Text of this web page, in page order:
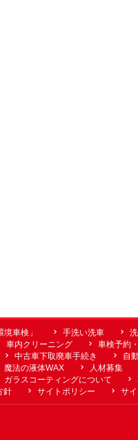
車検」 手洗い洗車
車内クリーニング 車検予約
中古車下取廃車手続き 自
魔法の液体WAX 人材募集
ガラスコーティングについて
針 サイトポリシー サ